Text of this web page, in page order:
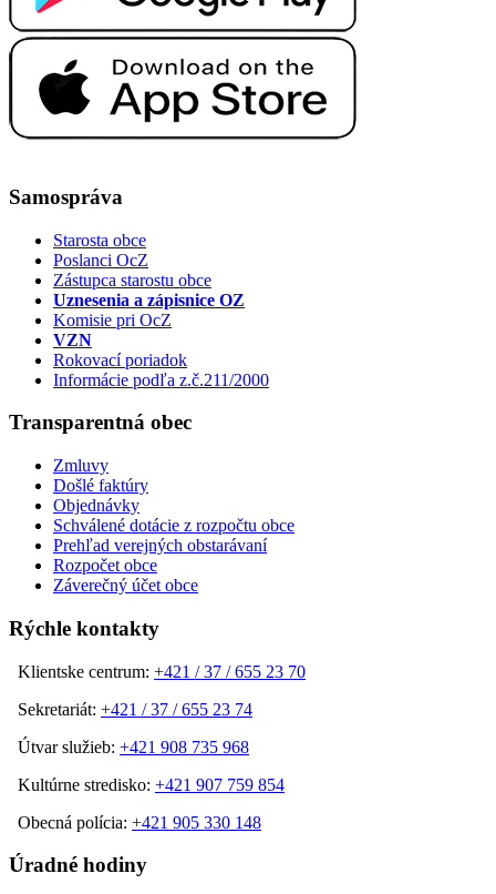
Samospráva
Starosta obce
Poslanci OcZ
Zástupca starostu obce
Uznesenia a zápisnice OZ
Komisie pri OcZ
VZN
Rokovací poriadok
Informácie podľa z.č.211/2000
Transparentná obec
Zmluvy
Došlé faktúry
Objednávky
Schválené dotácie z rozpočtu obce
Prehľad verejných obstarávaní
Rozpočet obce
Záverečný účet obce
Rýchle kontakty
Klientske centrum: +421 / 37 / 655 23 70
Sekretariát: +421 / 37 / 655 23 74
Útvar služieb: +421 908 735 968
Kultúrne stredisko: +421 907 759 854
Obecná polícia: +421 905 330 148
Úradné hodiny